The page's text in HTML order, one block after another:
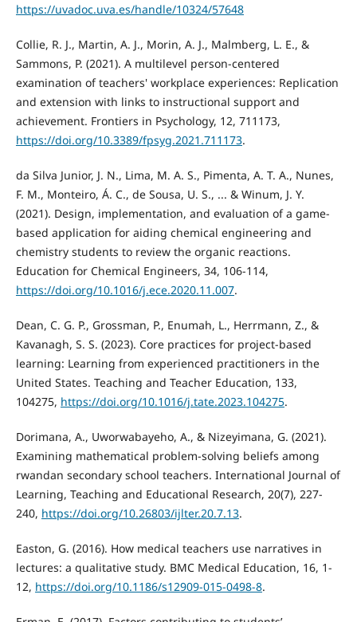
https://uvadoc.uva.es/handle/10324/57648
Collie, R. J., Martin, A. J., Morin, A. J., Malmberg, L. E., &
Sammons, P. (2021). A multilevel person-centered
examination of teachers' workplace experiences: Replication
and extension with links to instructional support and
achievement. Frontiers in Psychology, 12, 711173,
https://doi.org/10.3389/fpsyg.2021.711173.
da Silva Junior, J. N., Lima, M. A. S., Pimenta, A. T. A., Nunes,
F. M., Monteiro, Á. C., de Sousa, U. S., ... & Winum, J. Y.
(2021). Design, implementation, and evaluation of a game-
based application for aiding chemical engineering and
chemistry students to review the organic reactions.
Education for Chemical Engineers, 34, 106-114,
https://doi.org/10.1016/j.ece.2020.11.007.
Dean, C. G. P., Grossman, P., Enumah, L., Herrmann, Z., &
Kavanagh, S. S. (2023). Core practices for project-based
learning: Learning from experienced practitioners in the
United States. Teaching and Teacher Education, 133,
104275, https://doi.org/10.1016/j.tate.2023.104275.
Dorimana, A., Uworwabayeho, A., & Nizeyimana, G. (2021).
Examining mathematical problem-solving beliefs among
rwandan secondary school teachers. International Journal of
Learning, Teaching and Educational Research, 20(7), 227-
240, https://doi.org/10.26803/ijlter.20.7.13.
Easton, G. (2016). How medical teachers use narratives in
lectures: a qualitative study. BMC Medical Education, 16, 1-
12, https://doi.org/10.1186/s12909-015-0498-8.